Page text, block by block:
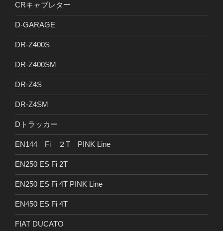
CRキャブレター
D-GARAGE
DR-Z400S
DR-Z400SM
DR-Z4S
DR-Z4SM
Dトラッカー
EN144 Fi ２T PINK Line
EN250 ES Fi 2T
EN250 ES Fi 4T PINK Line
EN450 ES Fi 4T
FIAT DUCATO